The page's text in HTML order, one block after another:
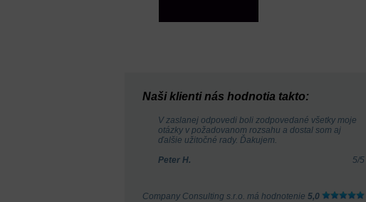
Naši klienti nás hodnotia takto:
V zaslanej odpovedi boli zodpovedané všetky moje
otázky v požadovanom rozsahu a dostal som aj
ďalšie užitočné rady. Ďakujem.
5/5
Peter H.
Company Consulting s.r.o. má hodnotenie 5,0